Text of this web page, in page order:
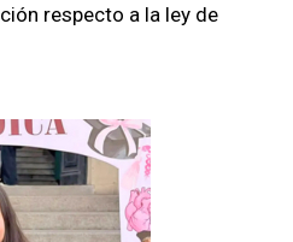
respecto a la ley de